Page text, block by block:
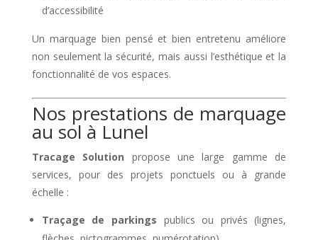
d’accessibilité
Un marquage bien pensé et bien entretenu améliore
non seulement la sécurité, mais aussi l’esthétique et la
fonctionnalité de vos espaces.
Nos prestations de marquage
au sol à Lunel
Tracage Solution propose une large gamme de
services, pour des projets ponctuels ou à grande
échelle :
Traçage de parkings publics ou privés (lignes,